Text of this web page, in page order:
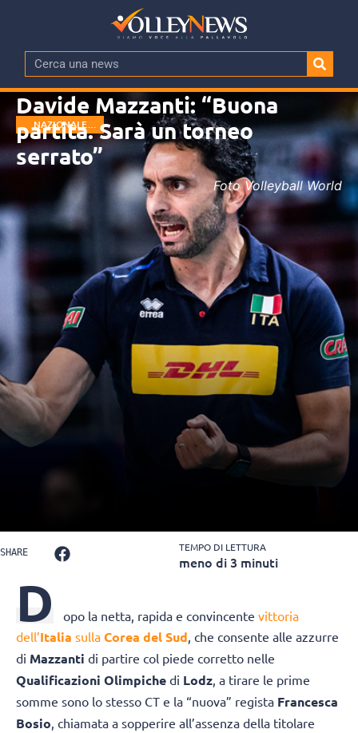
NAZIONALE
FEMMINILE
Davide Mazzanti: “Buona
partita. Sarà un torneo
serrato”
Foto Volleyball World
SHARE TEMPO DI LETTURA
meno di 3 minuti
D opo la netta, rapida e convincente vittoria
dell’Italia sulla Corea del Sud, che consente alle azzurre
di Mazzanti di partire col piede corretto nelle
Qualificazioni Olimpiche di Lodz, a tirare le prime
somme sono lo stesso CT e la “nuova” regista Francesca
Bosio, chiamata a sopperire all’assenza della titolare